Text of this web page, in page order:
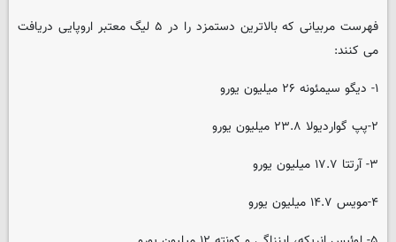
فهرست مربیانی که بالاترین دستمزد را در ۵ لیگ معتبر اروپایی دریافت
می کنند:
۱- دیگو سیمئونه ۲۶ میلیون یورو
۲-پپ گواردیولا ۲۳.۸ میلیون یورو
۳- آرتتا ۱۷.۷ میلیون یورو
۴-مویس ۱۴.۷ میلیون یورو